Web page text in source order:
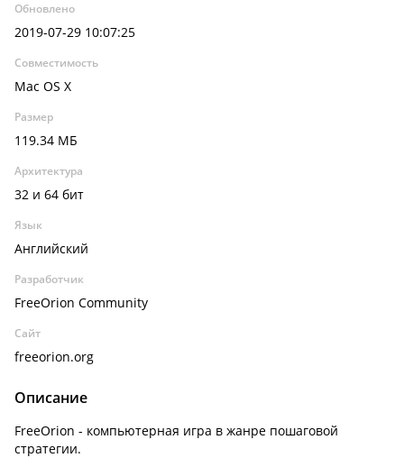
Обновлено
2019-07-29 10:07:25
Совместимость
Mac OS X
Размер
119.34 МБ
Архитектура
32 и 64 бит
Язык
Английский
Разработчик
FreeOrion Community
Сайт
freeorion.org
Описание
FreeOrion - компьютерная игра в жанре пошаговой
стратегии.